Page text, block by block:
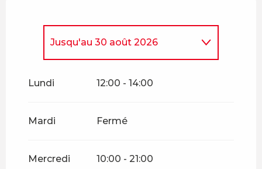
2026
2026
Jusqu'au 30 août 2026
Lundi 12:00 - 14:00
Mardi Fermé
Mercredi 10:00 - 21:00